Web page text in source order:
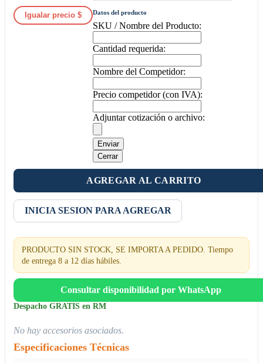
Igualar precio $ Datos del producto
SKU / Nombre del Producto:
Cantidad requerida:
Nombre del Competidor:
Precio competidor (con IVA):
Adjuntar cotización o archivo:
Enviar
Cerrar
AGREGAR AL CARRITO
INICIA SESION PARA AGREGAR
PRODUCTO SIN STOCK, SE IMPORTA A PEDIDO. Tiempo
de entrega 8 a 12 días hábiles.
Consultar disponibilidad por WhatsApp
Despacho GRATIS en RM
No hay accesorios asociados.
Especificaciones Técnicas